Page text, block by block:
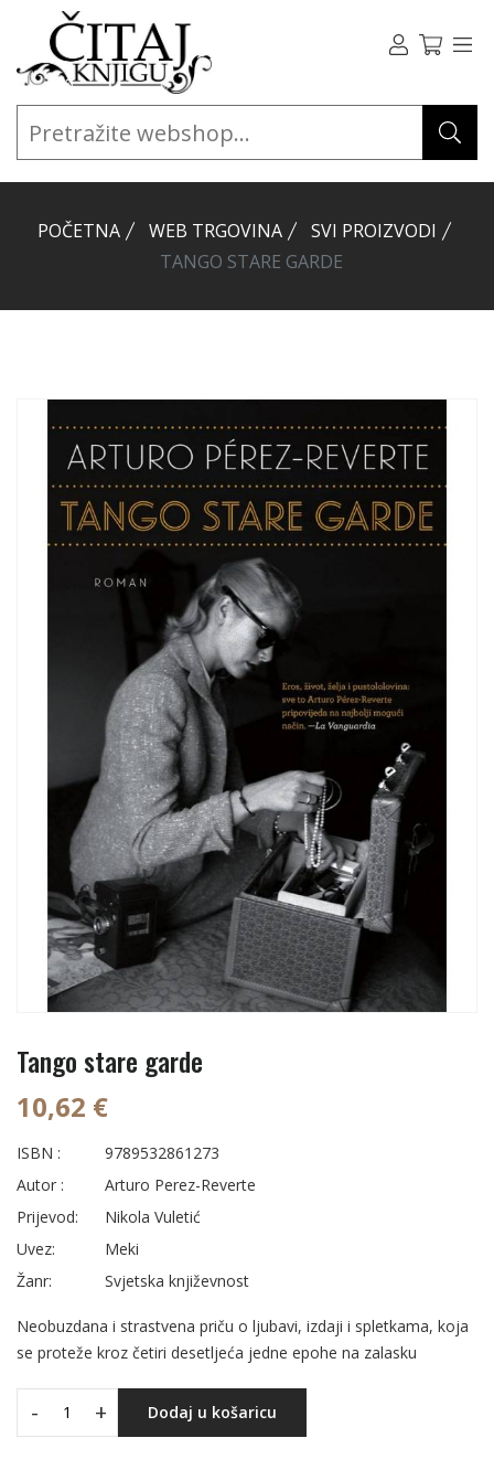
POČETNA WEB TRGOVINA
SVI PROIZVODI
TANGO STARE GARDE
Tango stare garde
10,62 €
ISBN :
9789532861273
Autor :
Arturo Perez-Reverte
Prijevod:
Nikola Vuletić
Uvez:
Meki
Žanr:
Svjetska književnost
Neobuzdana i strastvena priču o ljubavi, izdaji i spletkama, koja
se proteže kroz četiri desetljeća jedne epohe na zalasku
- + Dodaj u košaricu